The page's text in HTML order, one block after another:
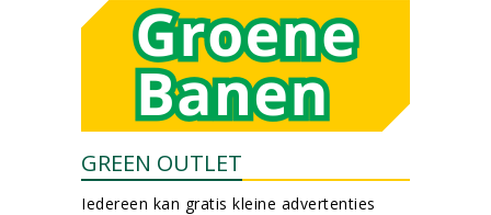
GREEN OUTLET
Iedereen kan gratis kleine advertenties